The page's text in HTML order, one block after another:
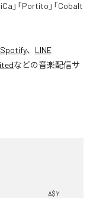
」「Portito」「Cobalt
Spotify、 LINE
などの音楽配信サ
A$Y